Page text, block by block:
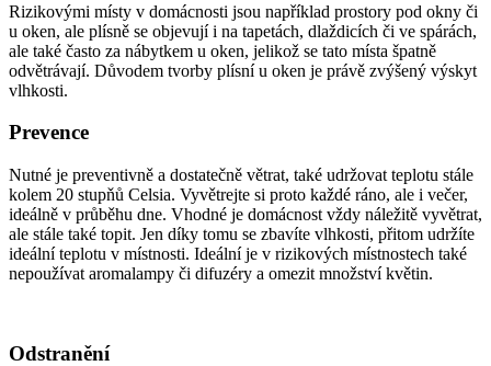
Rizikovými místy v domácnosti jsou například prostory pod okny či
u oken, ale plísně se objevují i na tapetách, dlaždicích či ve spárách,
ale také často za nábytkem u oken, jelikož se tato místa špatně
odvětrávají. Důvodem tvorby plísní u oken je právě zvýšený výskyt
vlhkosti.
Prevence
Nutné je preventivně a dostatečně větrat, také udržovat teplotu stále
kolem 20 stupňů Celsia. Vyvětrejte si proto každé ráno, ale i večer,
ideálně v průběhu dne. Vhodné je domácnost vždy náležitě vyvětrat,
ale stále také topit. Jen díky tomu se zbavíte vlhkosti, přitom udržíte
ideální teplotu v místnosti. Ideální je v rizikových místnostech také
nepoužívat aromalampy či difuzéry a omezit množství květin.
Odstranění